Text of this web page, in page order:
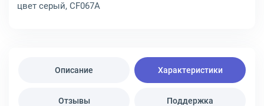
цвет серый, CF067A
Описание Характеристики
Отзывы Поддержка